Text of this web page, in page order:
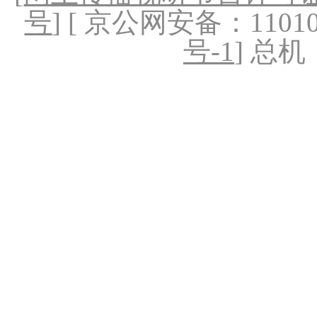
号] [ 京公网安备：
号-1] 总机